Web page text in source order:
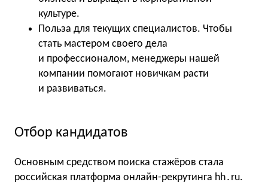
культуре.
Польза для текущих специалистов. Чтобы
стать мастером своего дела
и профессионалом, менеджеры нашей
компании помогают новичкам расти
и развиваться.
Отбор кандидатов
Основным средством поиска стажёров стала
российская платформа онлайн-рекрутинга hh․ru.